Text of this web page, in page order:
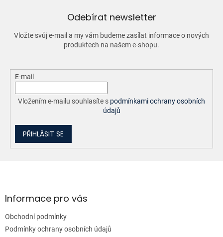
p
r
v
k
v
i
s
u
Odebírat newsletter
Vložte svůj e-mail a my vám budeme zasílat informace o nových
produktech na našem e-shopu.
E-mail
Vložením e-mailu souhlasíte s podmínkami ochrany osobních
údajů
PŘIHLÁSIT SE
aInformace pro vás
Obchodní podmínky
Podmínky ochrany osobních údajů